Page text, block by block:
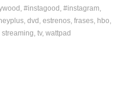
#instagood #instagram
dvd estrenos frases hbo
streaming tv wattpad